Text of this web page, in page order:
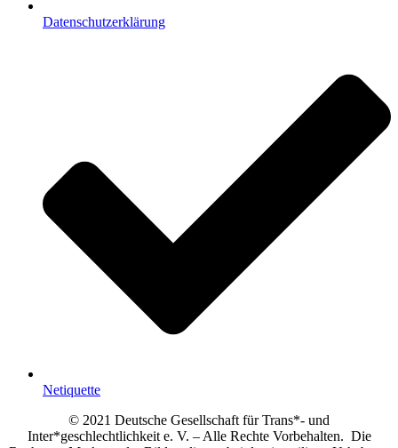
Datenschutzerklärung
Netiquette
© 2021 Deutsche Gesellschaft für Trans*- und
Inter*geschlechtlichkeit e. V. – Alle Rechte Vorbehalten. Die